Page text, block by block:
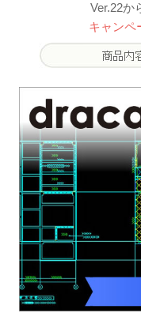
Ver.22か
キャンペ